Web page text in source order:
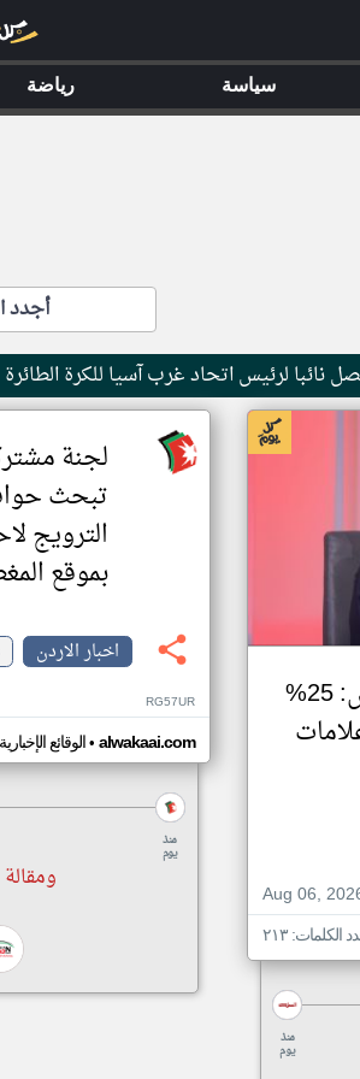
أجدد
نائبا لرئيس اتحاد غرب آسيا للكرة الطائرة
المواصفات والمقاييس: 25%
Aug 06,
الكلمات: ٢١٣
منذ
يوم
لجنة
تبحث
بموقع
اخبار الاردن
RG57UR
الوقائع الإخبارية• alwakaai.com
منذ
يوم
سياسة رياضة